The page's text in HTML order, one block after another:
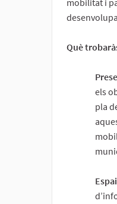
mobilitat i
Què
els
pla